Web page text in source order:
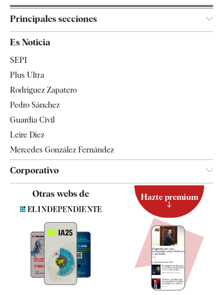
Principales secciones
España
Televisión
Es Noticia
SEPI
Plus Ultra
Rodríguez Zapatero
Pedro Sánchez
Guardia Civil
Leire Díez
Mercedes González Fernández
Corporativo
Contacto
Quiénes somos
Especificaciones
Otras webs de Hazte premium